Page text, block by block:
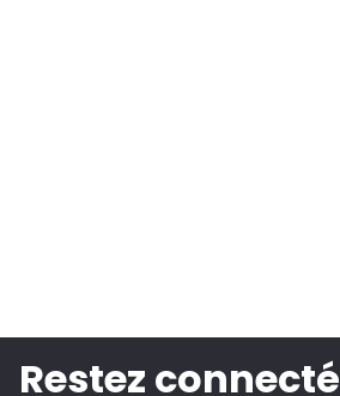
Restez connecté